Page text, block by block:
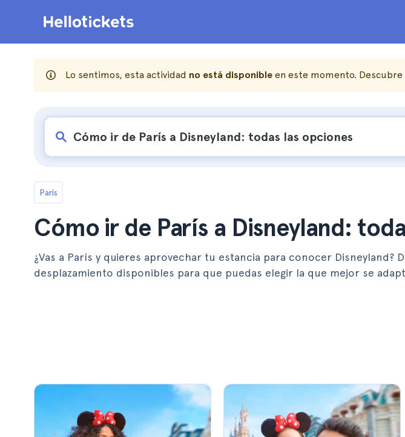
Lo sentimos, esta actividad no está disponible en este momento.
París
Cómo ir de París a Disneyland:
¿Vas a París y quieres aprovechar tu estancia para conocer Disneyland?
desplazamiento disponibles para que puedas elegir la que mejor se